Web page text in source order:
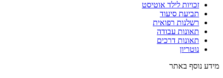
זכויות לילד אוטיסט
תביעת סיעוד
רשלנות רפואית
תאונות עבודה
תאונות דרכים
נוטריון
מידע נוסף באתר